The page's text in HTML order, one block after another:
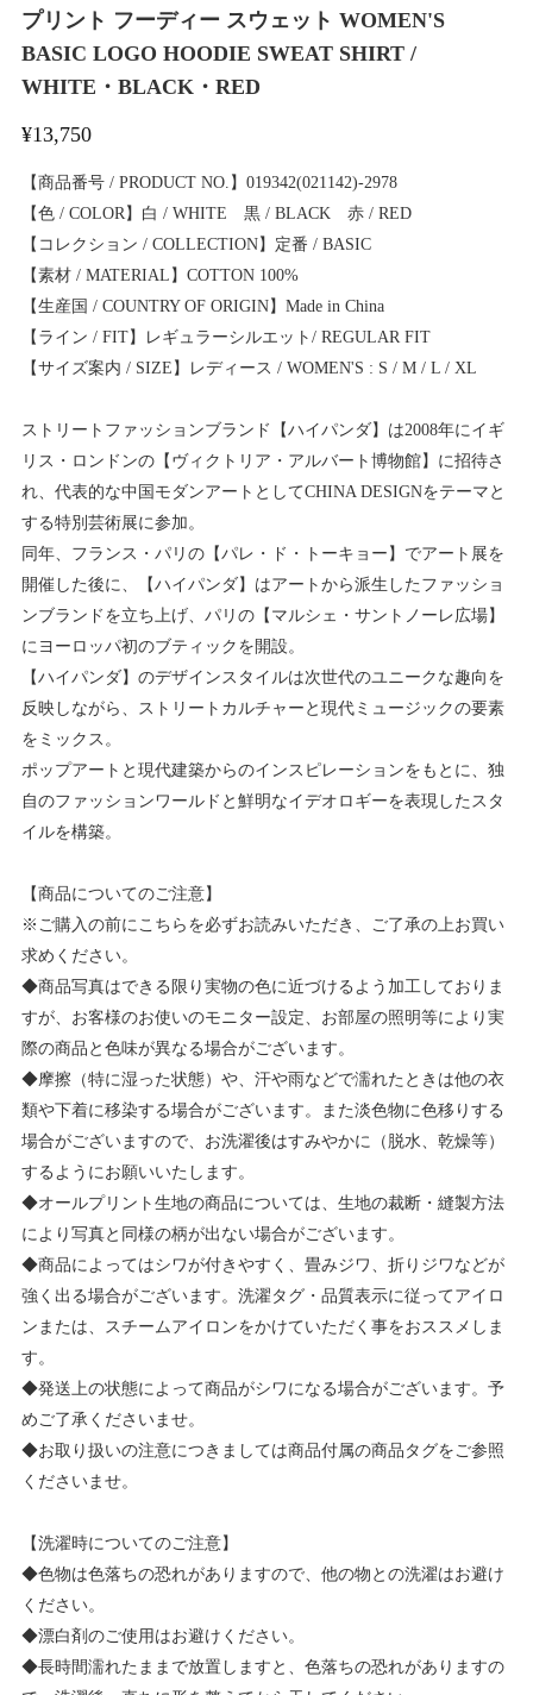
プリント フーディー スウェット WOMEN'S
BASIC LOGO HOODIE SWEAT SHIRT /
WHITE・BLACK・RED
¥13,750
【商品番号 / PRODUCT NO.】019342(021142)-2978
【色 / COLOR】白 / WHITE 黒 / BLACK 赤 / RED
【コレクション / COLLECTION】定番 / BASIC
【素材 / MATERIAL】COTTON 100%
【生産国 / COUNTRY OF ORIGIN】Made in China
【ライン / FIT】レギュラーシルエット/ REGULAR FIT
【サイズ案内 / SIZE】レディース / WOMEN'S : S / M / L / XL
ストリートファッションブランド【ハイパンダ】は2008年にイギ
リス・ロンドンの【ヴィクトリア・アルバート博物館】に招待さ
れ、代表的な中国モダンアートとしてCHINA DESIGNをテーマと
する特別芸術展に参加。
同年、フランス・パリの【パレ・ド・トーキョー】でアート展を
開催した後に、【ハイパンダ】はアートから派生したファッショ
ンブランドを立ち上げ、パリの【マルシェ・サントノーレ広場】
にヨーロッパ初のブティックを開設。
【ハイパンダ】のデザインスタイルは次世代のユニークな趣向を
反映しながら、ストリートカルチャーと現代ミュージックの要素
をミックス。
ポップアートと現代建築からのインスピレーションをもとに、独
自のファッションワールドと鮮明なイデオロギーを表現したスタ
イルを構築。
【商品についてのご注意】
※ご購入の前にこちらを必ずお読みいただき、ご了承の上お買い
求めください。
◆商品写真はできる限り実物の色に近づけるよう加工しておりま
すが、お客様のお使いのモニター設定、お部屋の照明等により実
際の商品と色味が異なる場合がございます。
◆摩擦（特に湿った状態）や、汗や雨などで濡れたときは他の衣
類や下着に移染する場合がございます。また淡色物に色移りする
場合がございますので、お洗濯後はすみやかに（脱水、乾燥等）
するようにお願いいたします。
◆オールプリント生地の商品については、生地の裁断・縫製方法
により写真と同様の柄が出ない場合がございます。
◆商品によってはシワが付きやすく、畳みジワ、折りジワなどが
強く出る場合がございます。洗濯タグ・品質表示に従ってアイロ
ンまたは、スチームアイロンをかけていただく事をおススメしま
す。
◆発送上の状態によって商品がシワになる場合がございます。予
めご了承くださいませ。
◆お取り扱いの注意につきましては商品付属の商品タグをご参照
くださいませ。
【洗濯時についてのご注意】
◆色物は色落ちの恐れがありますので、他の物との洗濯はお避け
ください。
◆漂白剤のご使用はお避けください。
◆長時間濡れたままで放置しますと、色落ちの恐れがありますの